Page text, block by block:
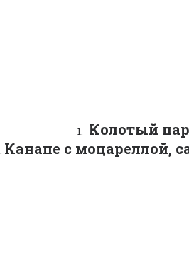
Колотый
Канапе с моцареллой,